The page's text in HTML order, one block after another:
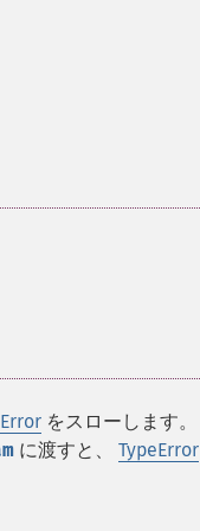
をスローします。
に渡すと、 TypeError